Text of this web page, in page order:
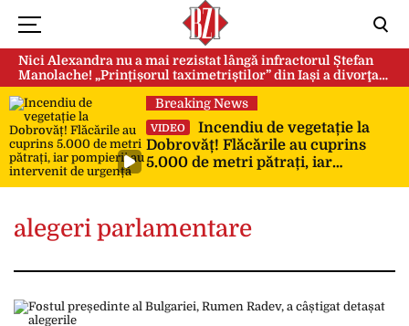
Nici Alexandra nu a mai rezistat lângă infractorul Ștefan
Manolache! „Prințișorul taximetriștilor” din Iași a divorţat
după doi ani de căsnicie
Breaking News
VIDEO
Incendiu de vegetație la
Dobrovăț! Flăcările au cuprins
5.000 de metri pătrați, iar
alegeri parlamentare